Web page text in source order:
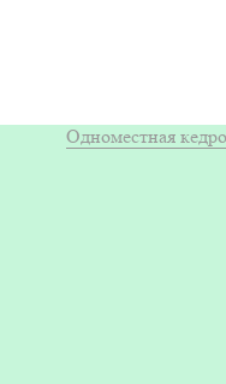
Одноместная